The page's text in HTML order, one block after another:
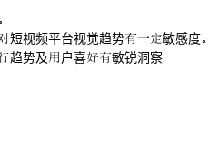
视频平台视觉趋势敏感度
趋势及户喜敏锐洞察